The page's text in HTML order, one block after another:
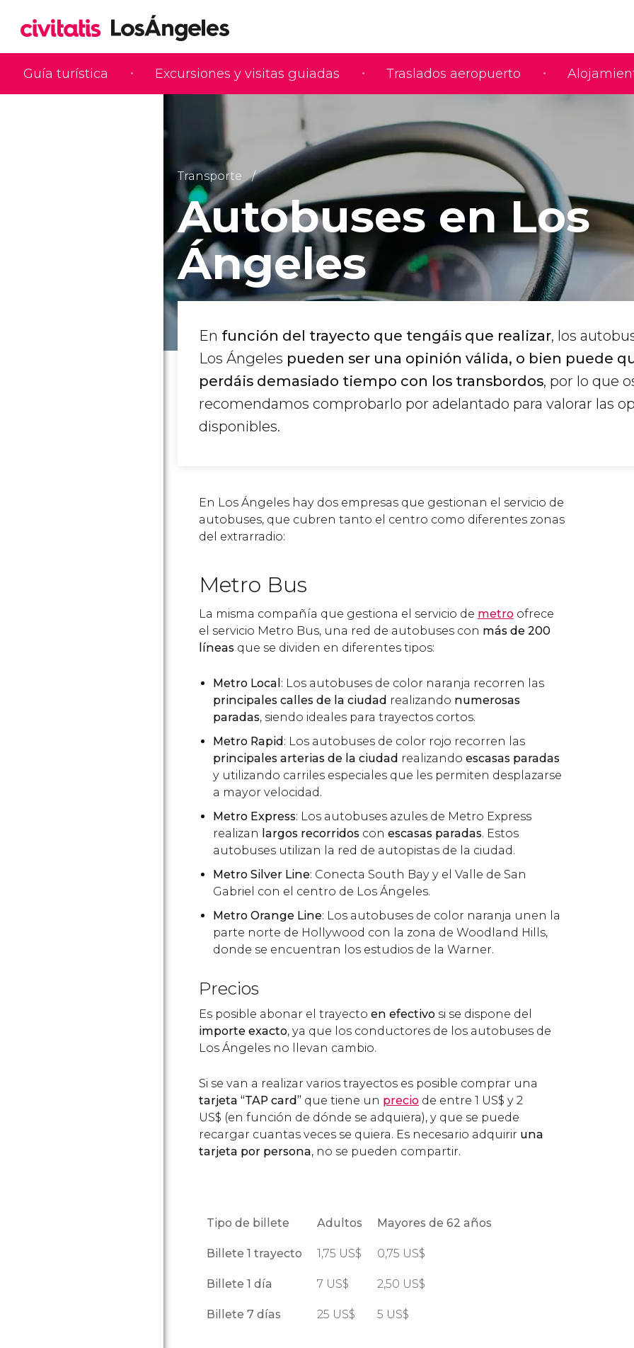
Guía turística Excursiones y visitas guiadas Traslados aeropuerto
Transporte
Autobuses en Los
Ángeles
En función del trayecto que tengáis que realizar, los
Los Ángeles pueden ser una opinión válida, o bien puede
perdáis demasiado tiempo con los transbordos, por lo que
recomendamos comprobarlo por adelantado para valorar las
disponibles.
En Los Ángeles hay dos empresas que gestionan el servicio de
autobuses, que cubren tanto el centro como diferentes zonas
del extrarradio:
Metro Bus
La misma compañía que gestiona el servicio de metro ofrece
el servicio Metro Bus, una red de autobuses con más de 200
líneas que se dividen en diferentes tipos:
Metro Local : Los autobuses de color naranja recorren las
principales calles de la ciudad realizando numerosas
paradas, siendo ideales para trayectos cortos.
Metro Rapid: Los autobuses de color rojo recorren las
principales arterias de la ciudad realizando escasas paradas
y utilizando carriles especiales que les permiten desplazarse
a mayor velocidad.
Metro Express: Los autobuses azules de Metro Express
realizan largos recorridos con escasas paradas. Estos
autobuses utilizan la red de autopistas de la ciudad.
Metro Silver Line: Conecta South Bay y el Valle de San
Gabriel con el centro de Los Ángeles.
Metro Orange Line: Los autobuses de color naranja unen la
parte norte de Hollywood con la zona de Woodland Hills,
donde se encuentran los estudios de la Warner.
Precios
Es posible abonar el trayecto en efectivo si se dispone del
importe exacto, ya que los conductores de los autobuses de
Los Ángeles no llevan cambio.
Si se van a realizar varios trayectos es posible comprar una
tarjeta “TAP card” que tiene un precio de entre 1 US$ y 2
US$ (en función de dónde se adquiera), y que se puede
recargar cuantas veces se quiera. Es necesario adquirir una
tarjeta por persona, no se pueden compartir.
Tipo de billete Adultos Mayores de 62 años
Billete 1 trayecto 1,75 US$ 0,75 US$
Billete 1 día 7 US$ 2,50 US$
Billete 7 días 25 US$ 5 US$